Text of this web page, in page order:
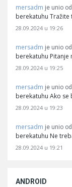
mersadm je unio
berekatuhu
28.09.2024 u 19:26
mersadm je unio
berekatuhu Pitanje
28.09.2024 u 19:25
mersadm je unio
berekatuhu Ako
28.09.2024 u 19:23
mersadm je unio
berekatuhu Ne
28.09.2024 u 19:21
ANDROID